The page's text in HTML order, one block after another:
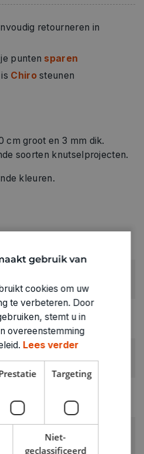
retourneren in
punten sparen
Chirosteunen
cm groot en 3 mm dik.
soorten knutselprojecten.
kleuren.
gebruik van
cookies om uw
te verbeteren. Door
stemt u in
overeenstemming
Lees verder
Targeting
Niet-
geclassificeerd